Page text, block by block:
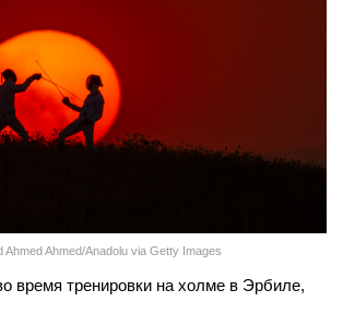
Ahmed/Anadolu via Getty Images
время тренировки на холме в Эрбиле,